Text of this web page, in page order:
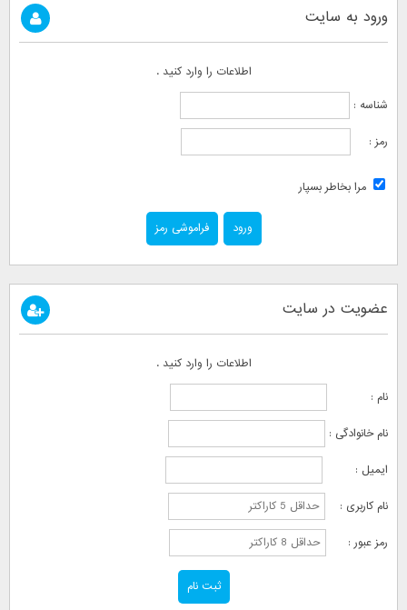
ورود به سایت
اطلاعات را وارد کنید .
شناسه :
رمز :
مرا بخاطر بسپار
فراموشی رمز
عضویت در سایت
اطلاعات را وارد کنید .
نام :
نام خانوادگی :
ایمیل :
نام کاربری :
رمز عبور :